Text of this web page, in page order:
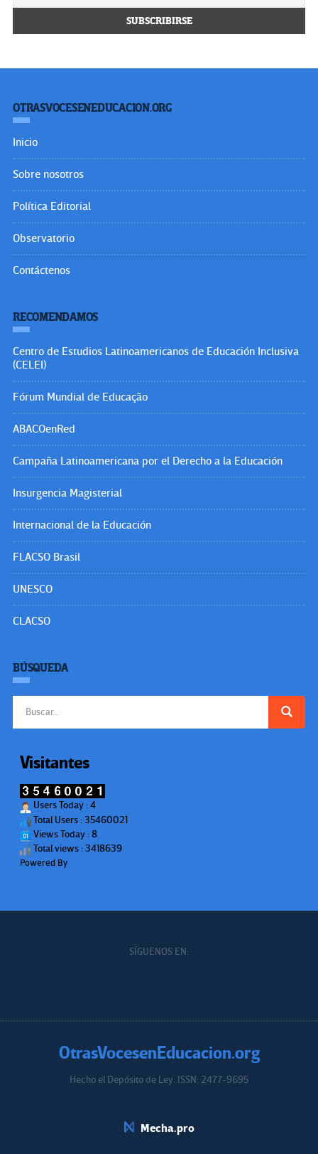
OTRASVOCESENEDUCACION.ORG
Inicio
Sobre nosotros
Política Editorial
Observatorio
Contáctenos
RECOMENDAMOS
Centro de Estudios Latinoamericanos de Educación Inclusiva
(CELEI)
Fórum Mundial de Educação
ABACOenRed
Campaña Latinoamericana por el Derecho a la Educación
Insurgencia Magisterial
Internacional de la Educación
FLACSO Brasil
UNESCO
CLACSO
BÚSQUEDA
Visitantes
Users Today : 4
Total Users : 35460021
Views Today : 8
Total views : 3418639
Powered By
SÍGUENOS EN:
OtrasVocesenEducacion.org
Hecho el Depósito de Ley. ISSN: 2477-9695
Mecha.pro